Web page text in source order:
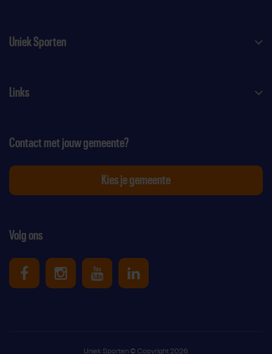
Uniek Sporten
Links
Volg ons
Uniek Sporten op Facebook
Uniek Sporten op Instagram
Uniek Sporten op Youtube
Uniek Sporten op
Contact met jouw gemeente?
Kies je gemeente
Uniek Sporten © Copyright 2026